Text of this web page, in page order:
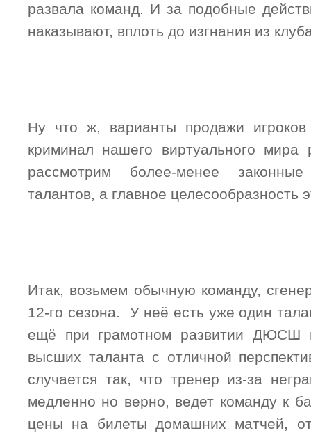
развала команд. И за подобные
наказывают, вплоть до изгнания из
Ну что ж, варианты продажи
криминал нашего виртуального мира
рассмотрим более-менее
талантов, а главное целесообразность
Итак, возьмем обычную команду,
12-го сезона. У неё есть уже один
ещё при грамотном развитии ДЮСШ
высших таланта с отличной
случается так, что тренер из-за
медленно но верно, ведет команду к
цены на билеты домашних матчей,